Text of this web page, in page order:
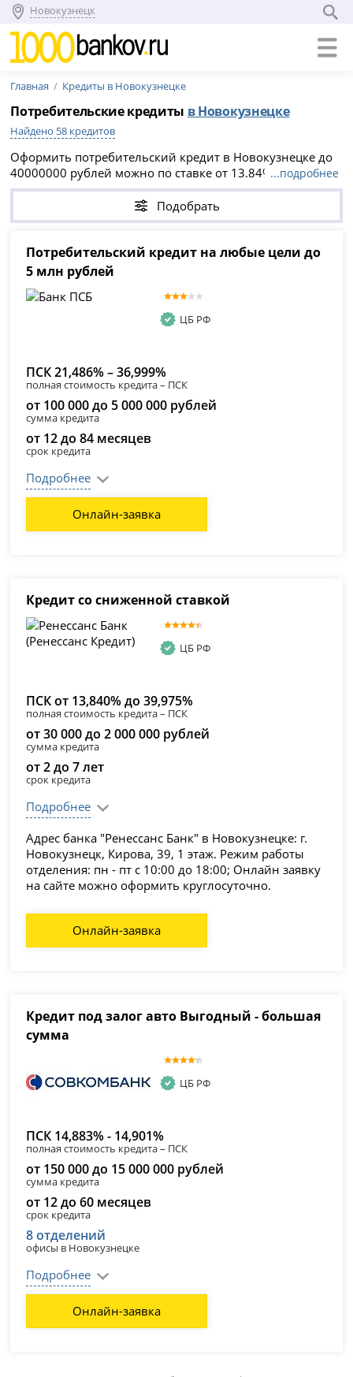
Новокузнецк
Главная Кредиты в Новокузнецке
Потребительские кредиты в Новокузнецке
Найдено 58 кредитов
Оформить потребительский кредит в Новокузнецке до
40000000 рублей можно по ставке от 13.84% годовых —
актуально на 10.08.2026. Сравните 58 предложений
банков, подайте онлайн-заявку без справок и
поручителей и получите предварительное решение в
...подробнее
Подобрать
Потребительский кредит на любые цели до
5 млн рублей
ЦБ РФ
ПСК 21,486% – 36,999%
полная стоимость кредита – ПСК
от 100 000 до 5 000 000 рублей
сумма кредита
от 12 до 84 месяцев
срок кредита
Подробнее
Онлайн-заявка
Кредит со сниженной ставкой
ЦБ РФ
ПСК от 13,840% до 39,975%
полная стоимость кредита – ПСК
от 30 000 до 2 000 000 рублей
сумма кредита
от 2 до 7 лет
срок кредита
Подробнее
Адрес банка "Ренессанс Банк" в Новокузнецке: г.
Новокузнецк, Кирова, 39, 1 этаж. Режим работы
отделения: пн - пт с 10:00 до 18:00; Онлайн заявку
на сайте можно оформить круглосуточно.
Онлайн-заявка
Кредит под залог авто Выгодный - большая
сумма
ЦБ РФ
ПСК 14,883% - 14,901%
полная стоимость кредита – ПСК
от 150 000 до 15 000 000 рублей
сумма кредита
от 12 до 60 месяцев
срок кредита
8 отделений
офисы в Новокузнецке
Подробнее
Онлайн-заявка